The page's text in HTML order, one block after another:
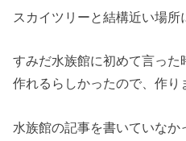
スカイツリーと結構近い場所
すみだ水族館に初めて言った
作れるらしかったので、作
水族館の記事を書いていなか